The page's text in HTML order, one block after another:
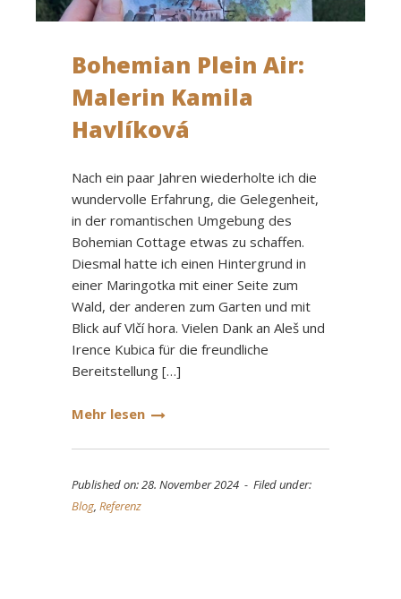
Bohemian Plein Air:
Malerin Kamila
Havlíková
Nach ein paar Jahren wiederholte ich die
wundervolle Erfahrung, die Gelegenheit,
in der romantischen Umgebung des
Bohemian Cottage etwas zu schaffen.
Diesmal hatte ich einen Hintergrund in
einer Maringotka mit einer Seite zum
Wald, der anderen zum Garten und mit
Blick auf Vlčí hora. Vielen Dank an Aleš und
Irence Kubica für die freundliche
Bereitstellung […]
Mehr lesen
Published on: 28. November 2024 - Filed under:
Blog, Referenz